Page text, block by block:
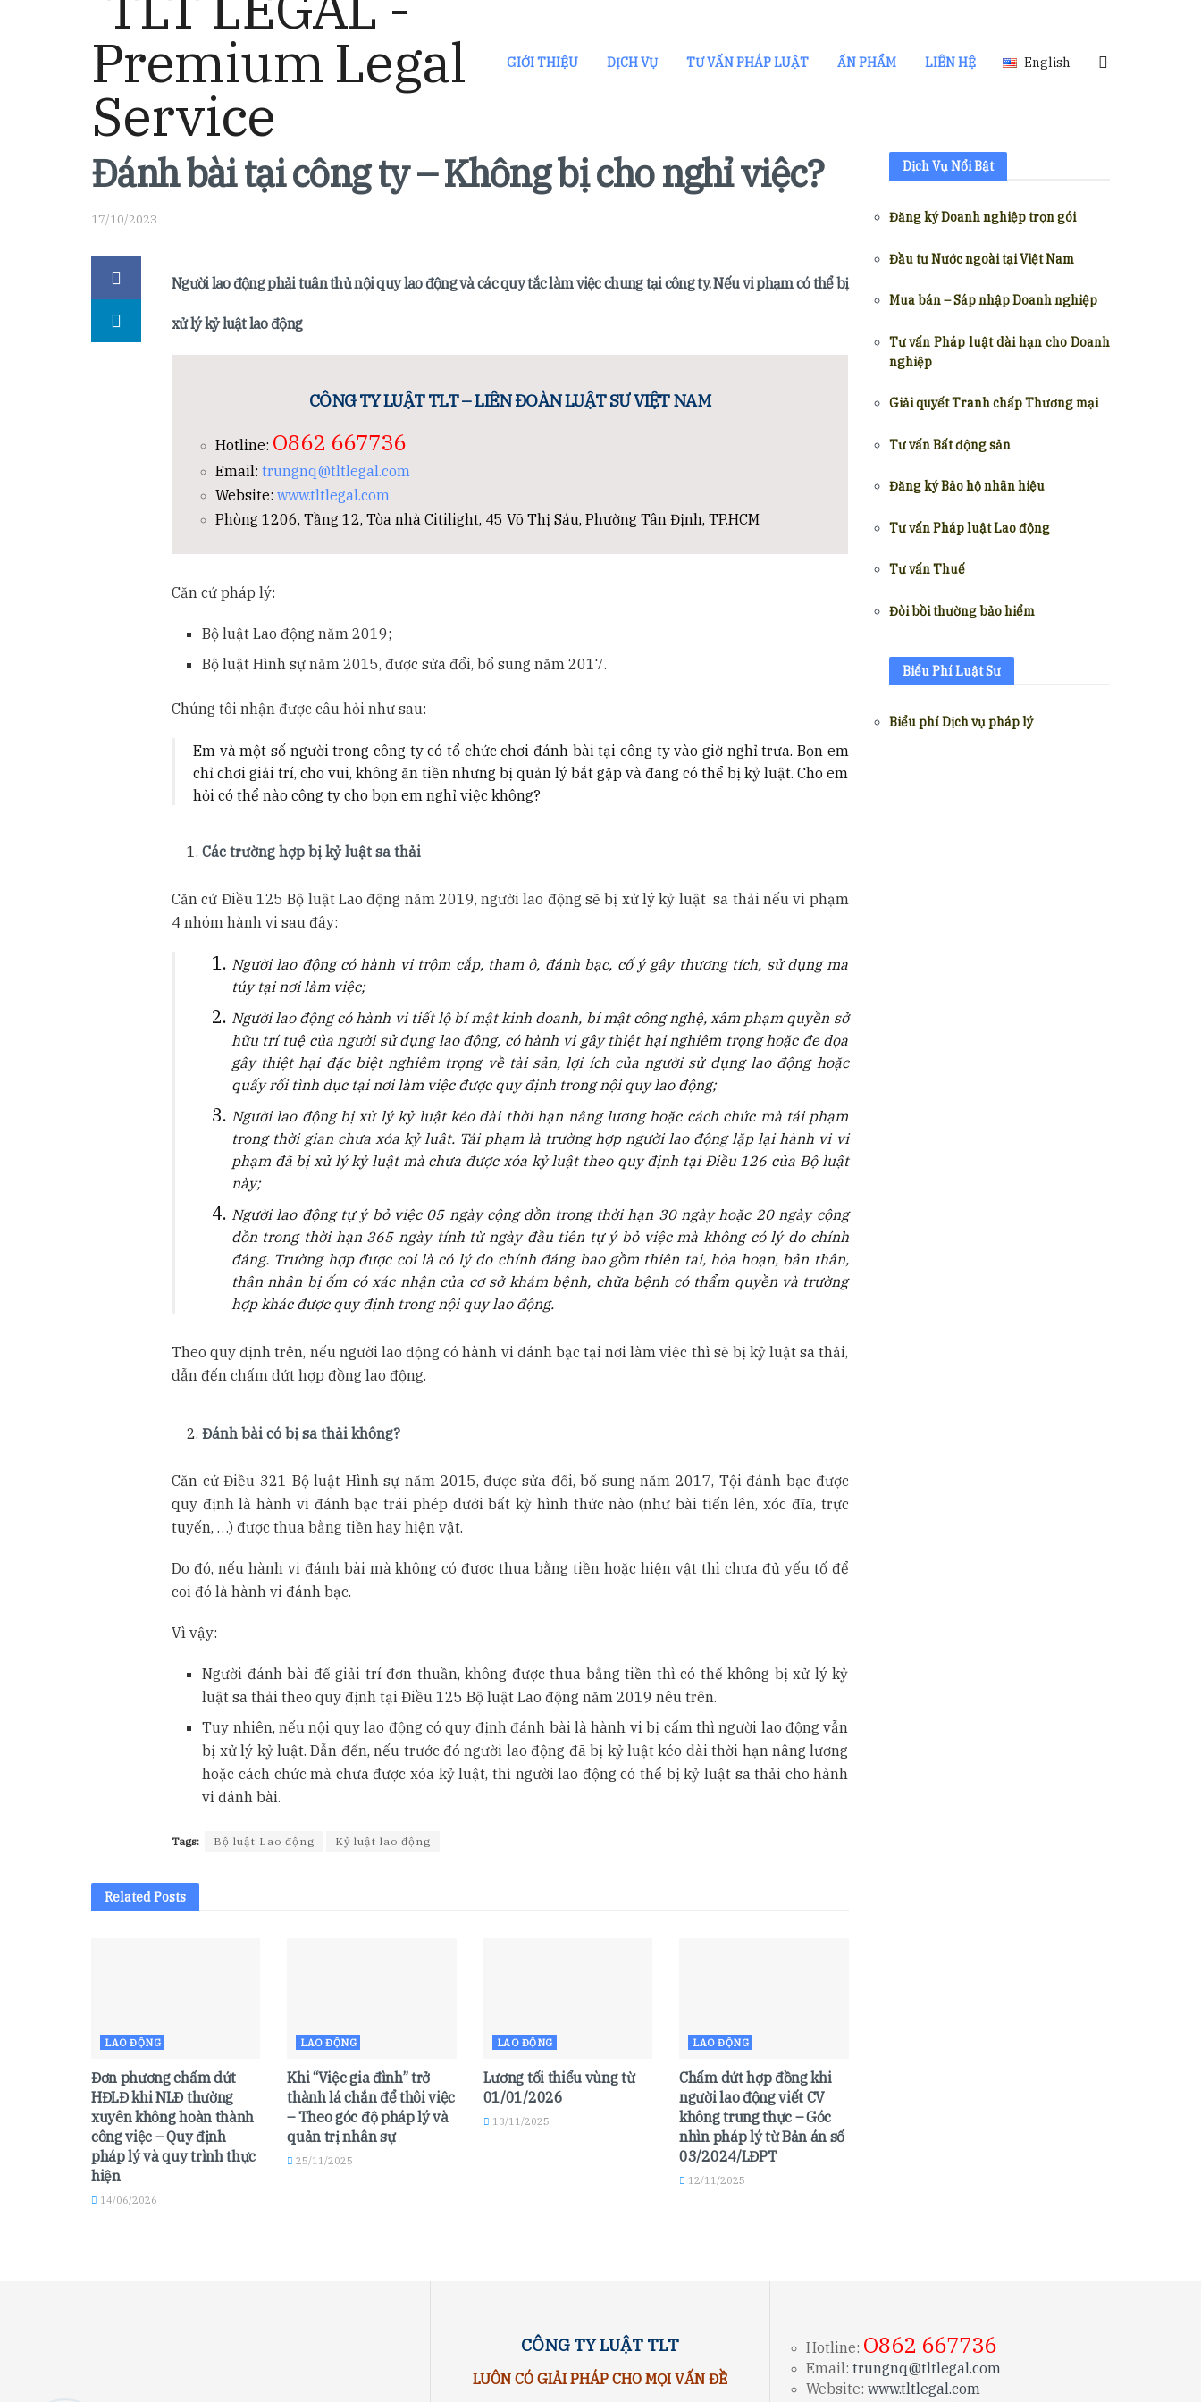
GIỚI THIỆU DỊCH VỤ TƯ VẤN PHÁP LUẬT ẤN PHẨM LIÊN HỆ English
Đánh bài tại công ty – Không bị cho nghỉ việc?
17/10/2023
Người lao động phải tuân thủ nội quy lao động và các quy tắc làm việc chung tại công ty. Nếu vi phạm có thể bị
xử lý kỷ luật lao động
CÔNG TY LUẬT TLT – LIÊN ĐOÀN LUẬT SƯ VIỆT NAM
Hotline: O862 667736
Email: trungnq@tltlegal.com
Website:www.tltlegal.com
Phòng 1206, Tầng 12, Tòa nhà Citilight, 45 Võ Thị Sáu, Phường Tân Định, TP.HCM
Căn cứ pháp lý:
Bộ luật Lao động năm 2019;
Bộ luật Hình sự năm 2015, được sửa đổi, bổ sung năm 2017.
Chúng tôi nhận được câu hỏi như sau:
Em và một số người trong công ty có tổ chức chơi đánh bài tại công ty vào giờ nghỉ trưa. Bọn em
chỉ chơi giải trí, cho vui, không ăn tiền nhưng bị quản lý bắt gặp và đang có thể bị kỷ luật. Cho em
hỏi có thể nào công ty cho bọn em nghỉ việc không?
Các trường hợp bị kỷ luật sa thải
Căn cứ Điều 125 Bộ luật Lao động năm 2019, người lao động sẽ bị xử lý kỷ luật sa thải nếu vi phạm
4 nhóm hành vi sau đây:
Người lao động có hành vi trộm cắp, tham ô, đánh bạc, cố ý gây thương tích, sử dụng ma
túy tại nơi làm việc;
Người lao động có hành vi tiết lộ bí mật kinh doanh, bí mật công nghệ, xâm phạm quyền sở
hữu trí tuệ của người sử dụng lao động, có hành vi gây thiệt hại nghiêm trọng hoặc đe dọa
gây thiệt hại đặc biệt nghiêm trọng về tài sản, lợi ích của người sử dụng lao động hoặc
quấy rối tình dục tại nơi làm việc được quy định trong nội quy lao động;
Người lao động bị xử lý kỷ luật kéo dài thời hạn nâng lương hoặc cách chức mà tái phạm
trong thời gian chưa xóa kỷ luật. Tái phạm là trường hợp người lao động lặp lại hành vi vi
phạm đã bị xử lý kỷ luật mà chưa được xóa kỷ luật theo quy định tại Điều 126 của Bộ luật
này;
Người lao động tự ý bỏ việc 05 ngày cộng dồn trong thời hạn 30 ngày hoặc 20 ngày cộng
dồn trong thời hạn 365 ngày tính từ ngày đầu tiên tự ý bỏ việc mà không có lý do chính
đáng. Trường hợp được coi là có lý do chính đáng bao gồm thiên tai, hỏa hoạn, bản thân,
thân nhân bị ốm có xác nhận của cơ sở khám bệnh, chữa bệnh có thẩm quyền và trường
hợp khác được quy định trong nội quy lao động.
Theo quy định trên, nếu người lao động có hành vi đánh bạc tại nơi làm việc thì sẽ bị kỷ luật sa thải,
dẫn đến chấm dứt hợp đồng lao động.
Đánh bài có bị sa thải không?
Căn cứ Điều 321 Bộ luật Hình sự năm 2015, được sửa đổi, bổ sung năm 2017, Tội đánh bạc được
quy định là hành vi đánh bạc trái phép dưới bất kỳ hình thức nào (như bài tiến lên, xóc đĩa, trực
tuyến, …) được thua bằng tiền hay hiện vật.
Do đó, nếu hành vi đánh bài mà không có được thua bằng tiền hoặc hiện vật thì chưa đủ yếu tố để
coi đó là hành vi đánh bạc.
Vì vậy:
Người đánh bài để giải trí đơn thuần, không được thua bằng tiền thì có thể không bị xử lý kỷ
luật sa thải theo quy định tại Điều 125 Bộ luật Lao động năm 2019 nêu trên.
Tuy nhiên, nếu nội quy lao động có quy định đánh bài là hành vi bị cấm thì người lao động vẫn
bị xử lý kỷ luật. Dẫn đến, nếu trước đó người lao động đã bị kỷ luật kéo dài thời hạn nâng lương
hoặc cách chức mà chưa được xóa kỷ luật, thì người lao động có thể bị kỷ luật sa thải cho hành
vi đánh bài.
Tags: Bộ luật Lao động Kỷ luật lao động
RelatedPosts
LAO ĐỘNG
Đơn phương chấm dứt
HĐLĐ khi NLĐ thường
xuyên không hoàn thành
công việc – Quy định
pháp lý và quy trình thực
hiện
14/06/2026
LAO ĐỘNG
Khi “Việc gia đình” trở
thành lá chắn để thôi việc
– Theo góc độ pháp lý và
quản trị nhân sự
25/11/2025
LAO ĐỘNG
Lương tối thiểu vùng từ
01/01/2026
13/11/2025
LAO ĐỘNG
Chấm dứt hợp đồng khi
người lao động viết CV
không trung thực – Góc
nhìn pháp lý từ Bản án số
03/2024/LĐPT
12/11/2025
Dịch Vụ Nổi Bật
Đăng ký Doanh nghiệp trọn gói
Đầu tư Nước ngoài tại Việt Nam
Mua bán – Sáp nhập Doanh nghiệp
Tư vấn Pháp luật dài hạn cho Doanh
nghiệp
Giải quyết Tranh chấp Thương mại
Tư vấn Bất động sản
Đăng ký Bảo hộ nhãn hiệu
Tư vấn Pháp luật Lao động
Tư vấn Thuế
Đòi bồi thường bảo hiểm
Biểu Phí Luật Sư
Biểu phí Dịch vụ pháp lý
CÔNG TY LUẬT TLT
LUÔN CÓ GIẢI PHÁP CHO MỌI VẤN ĐỀ
Hotline: O862 667736
Email: trungnq@tltlegal.com
Website: www.tltlegal.com